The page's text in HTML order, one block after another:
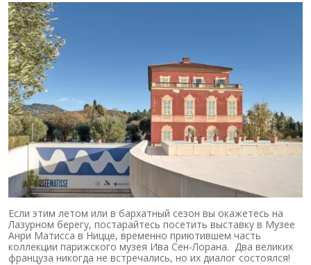
Если этим летом или в бархатный сезон вы окажетесь на
Лазурном берегу, постарайтесь посетить выставку в Музее
Анри Матисса в Ницце, временно приютившем часть
коллекции парижского музея Ива Сен-Лорана. Два великих
француза никогда не встречались, но их диалог состоялся!